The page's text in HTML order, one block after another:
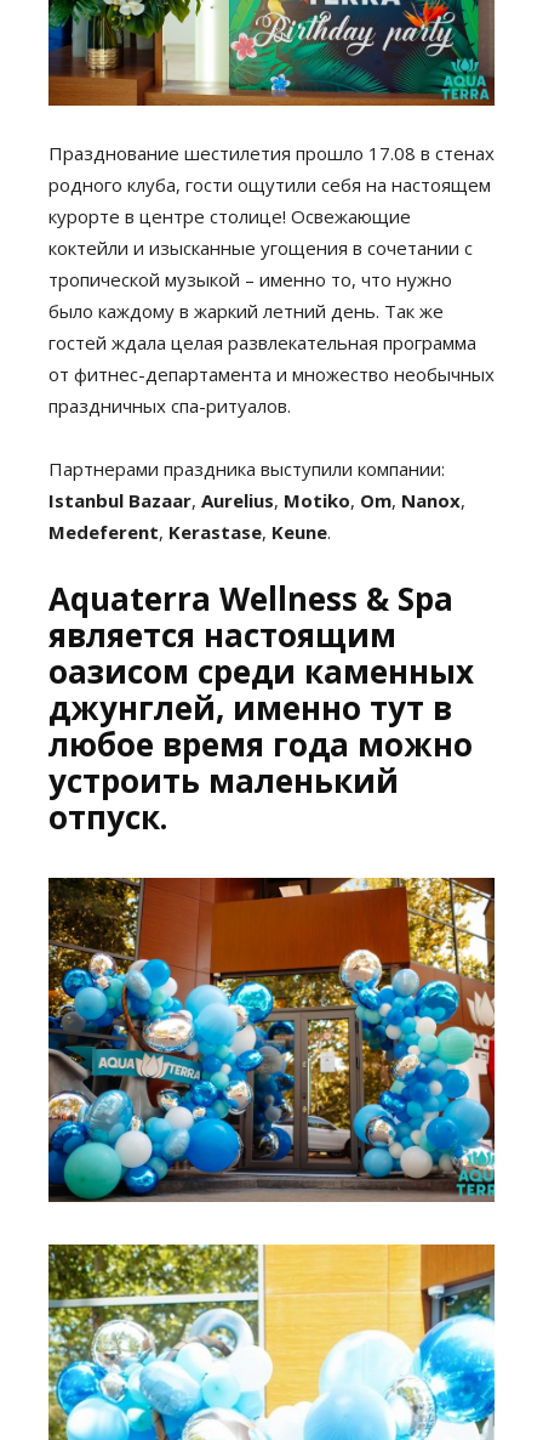
Празднование шестилетия прошло 17.08 в стенах
родного клуба, гости ощутили себя на настоящем
курорте в центре столице! Освежающие
коктейли и изысканные угощения в сочетании с
тропической музыкой – именно то, что нужно
было каждому в жаркий летний день. Так же
гостей ждала целая развлекательная программа
от фитнес-департамента и множество необычных
праздничных спа-ритуалов.
Партнерами праздника выступили компании:
Istanbul Bazaar, Aurelius, Motiko, Om, Nanox,
Medeferent, Kerastase, Keune.
Aquaterra Wellness & Spa
является настоящим
оазисом среди каменных
джунглей, именно тут в
любое время года можно
устроить маленький
отпуск.